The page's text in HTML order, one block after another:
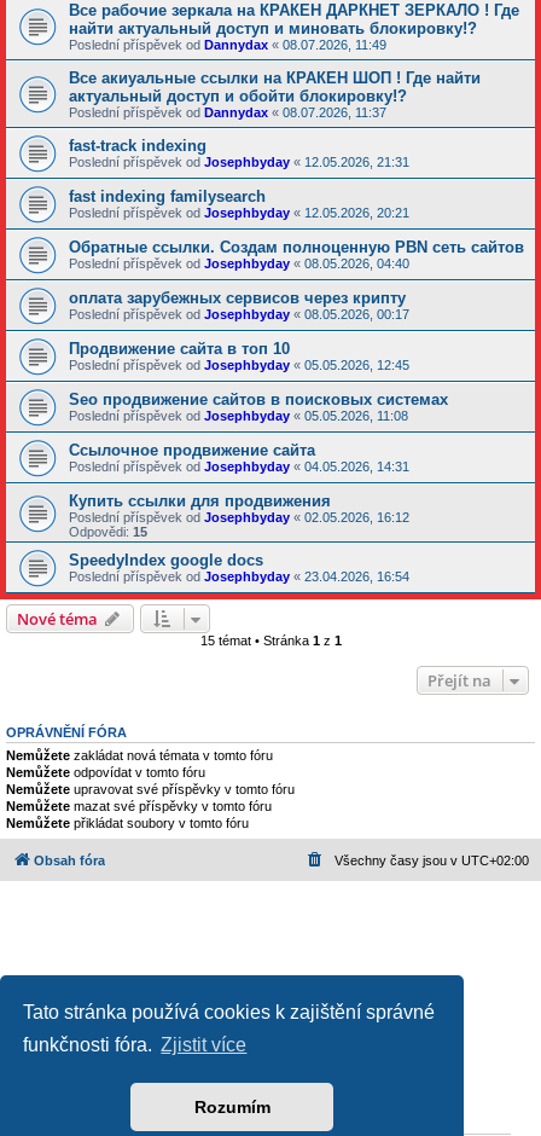
Tato stránka používá cookies k zajištění správné
funkčnosti fóra. Zjistit více
Rozumím
Все рабочие зеркала на КРАКЕН ДАРКНЕТ ЗЕРКАЛО ! Где
найти актуальный доступ и миновать блокировку!?
Poslední příspěvek od Dannydax « 08.07.2026, 11:49
Все акиуальные ссылки на КРАКЕН ШОП ! Где найти
актуальный доступ и обойти блокировку!?
Poslední příspěvek od Dannydax « 08.07.2026, 11:37
fast-track indexing
Poslední příspěvek od Josephbyday « 12.05.2026, 21:31
fast indexing familysearch
Poslední příspěvek od Josephbyday « 12.05.2026, 20:21
Обратные ссылки. Создам полноценную PBN сеть сайтов
Poslední příspěvek od Josephbyday « 08.05.2026, 04:40
оплата зарубежных сервисов через крипту
Poslední příspěvek od Josephbyday « 08.05.2026, 00:17
Продвижение сайта в топ 10
Poslední příspěvek od Josephbyday « 05.05.2026, 12:45
Seo продвижение сайтов в поисковых системах
Poslední příspěvek od Josephbyday « 05.05.2026, 11:08
Ссылочное продвижение сайта
Poslední příspěvek od Josephbyday « 04.05.2026, 14:31
Купить ссылки для продвижения
Poslední příspěvek od Josephbyday « 02.05.2026, 16:12
Odpovědi: 15
SpeedyIndex google docs
Poslední příspěvek od Josephbyday « 23.04.2026, 16:54
Nové téma
15 témat • Stránka 1z 1
Přejít na
OPRÁVNĚNÍ FÓRA
Nemůžete zakládat nová témata v tomto fóru
Nemůžete odpovídat v tomto fóru
Nemůžete upravovat své příspěvky v tomto fóru
Nemůžete mazat své příspěvky v tomto fóru
Nemůžete přikládat soubory v tomto fóru
Obsah fóra Všechny časy jsou v UTC+02:00
Český překlad –phpBB.cz
Ochrana soukromí|Podmínky pro užívání